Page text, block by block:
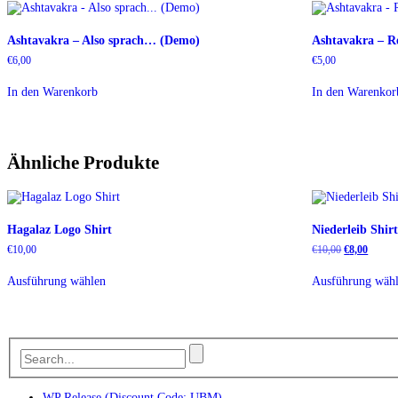
Ashtavakra – Also sprach… (Demo)
€6,00
In den Warenkorb
Ashtavakra –
€5,00
In den
Ähnliche Produkte
Hagalaz Logo Shirt
€10,00
Ausführung wählenProdukt
auf.
Die
Optionen
können
Niederleib Shirt
€10,00
war:
€10,00
€8,00
€8,00.
Ausführung